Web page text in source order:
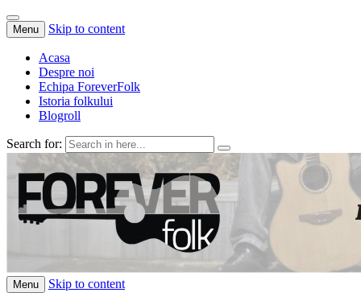
Menu Skip to content
Acasa
Despre noi
Echipa ForeverFolk
Istoria folkului
Blogroll
Search for:
ForeverFolk
Muzica sufletului tau
Menu Skip to content